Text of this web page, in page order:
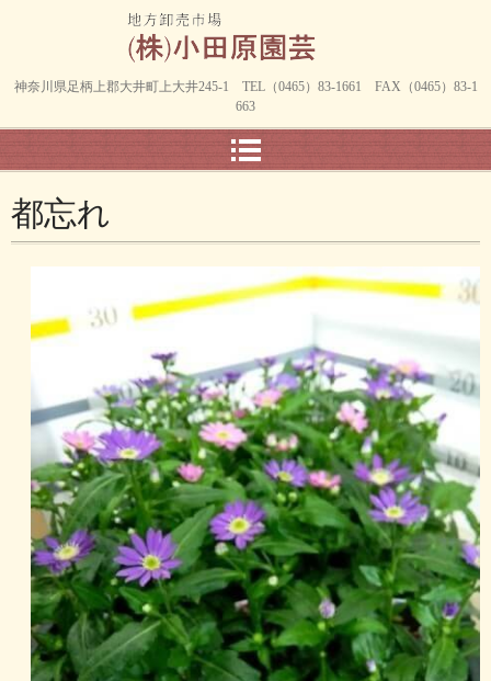
神奈川県足柄上郡大井町上大井245-1 TEL（0465）83-1661 FAX（0465）83-1
663
都忘れ